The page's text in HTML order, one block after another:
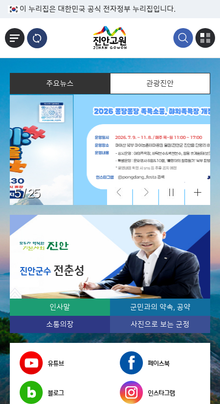
본문바로가기
이 누리집은 대한민국 공식 전자정부 누리집입니다.
주요뉴스 관광진안
5 / 25
스 더보
진안군수 전춘성
인사말 군민과의 약속, 공약
소통의장 사진으로 보는 군정
유튜브 페이스북
블로그 인스타그램